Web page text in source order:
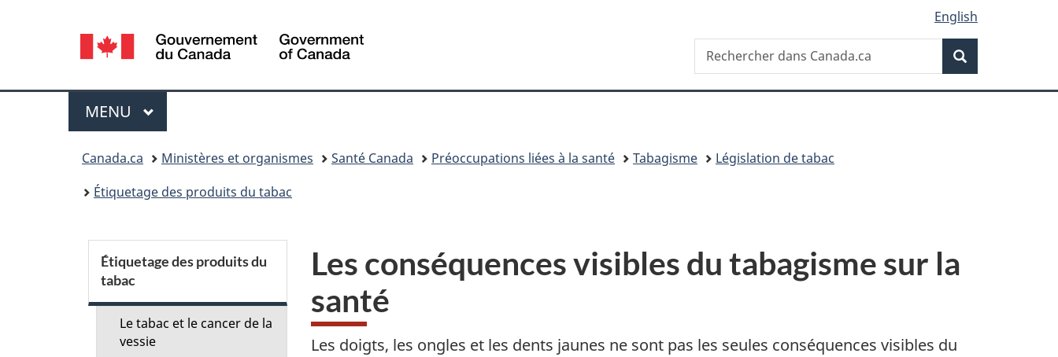
sujet
la
HTML
Sélection
de
la
langue
English
Canada
Recherche
Rechercher
dans
Menu
MENU PRINCIPAL
Canada.ca Ministères et organismes Santé Canada Préoccupations liées à la santé Tabagisme
Législation de tabac
Étiquetage des produits du tabac
Les conséquences visibles du tabagisme sur la
santé
Les doigts, les ongles et les dents jaunes ne sont pas les seules conséquences visibles du
e
Étiquetage des produits du
tabac
Le tabac et le cancer de la
vessie